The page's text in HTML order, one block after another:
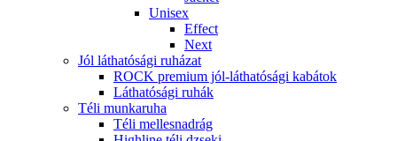
Unisex
Effect
Next
Jól láthatósági ruházat
ROCK premium jól-láthatósági kabátok
Láthatósági ruhák
Téli munkaruha
Téli mellesnadrág